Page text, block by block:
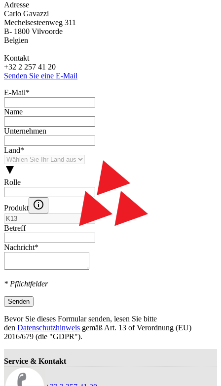
Adresse
Carlo Gavazzi
Mechelsesteenweg 311
B- 1800 Vilvoorde
Belgien
Kontakt
+32 2 257 41 20
Senden Sie eine E-Mail
E-Mail*
Name
Unternehmen
Land*
Rolle
Produkt
Betreff
Nachricht*
* Pflichtfelder
Senden
Bevor Sie dieses Formular senden, lesen Sie bitte
den Datenschutzhinweis gemäß Art. 13 оf Verordnung (EU)
2016/679 (die "GDPR").
Service & Kontakt